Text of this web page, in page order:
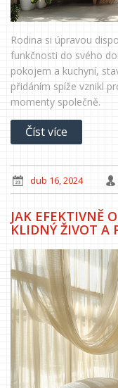
Rodina si úpravou
funkčnosti do svého
pokojem a kuchyní,
přidáním spíže vznikl
momenty společně.
Číst více
dub 16, 2024
JAK EFEKTIVNĚ
KLIDNÝ ŽIVOT A